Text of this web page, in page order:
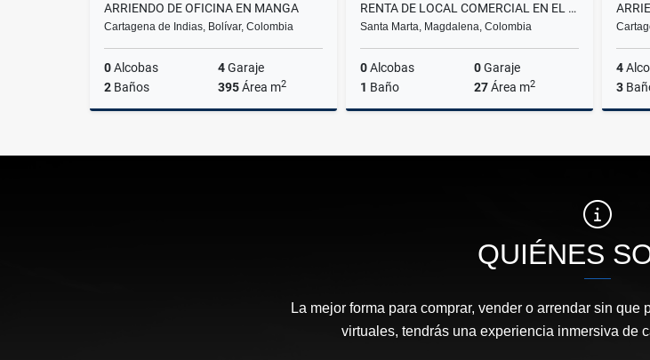
ARRIENDO DE OFICINA EN MANGA
Cartagena de Indias, Bolívar, Colombia
0Alcobas 4Garaje
2 Baños 395Área m2
$47.400.000
RENTA DE LOCAL COMERCIAL EN EL CENTRO DEL RODADERO - E.C.
Santa Marta, Magdalena, Colombia
0Alcobas 0Garaje
1 Baño 27Área m2
$1.500.000
4
3
QUIÉNES
La mejor forma para comprar, vender o arrendar sin
virtuales, tendrás una experiencia inmersiva de